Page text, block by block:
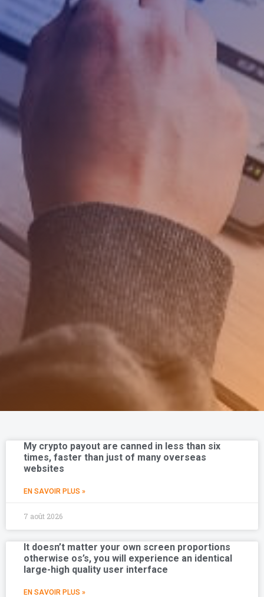
My crypto payout are canned in less than six
times, faster than just of many overseas
websites
EN SAVOIR PLUS »
7 août 2026
It doesn’t matter your own screen proportions
otherwise os’s, you will experience an identical
large-high quality user interface
EN SAVOIR PLUS »